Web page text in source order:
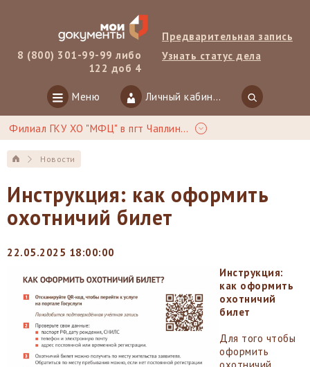
8 (800) 301-99-99 либо
122 доб 4
Предварительная запись
Узнать статус дела
Меню Личный кабинет
Филиал ГКУ ХО "МФЦ" в пгт Чаплинка
Новости
Инструкция: как оформить
охотничий билет
22.05.2025 18:00:00
Инструкция:
как оформить
охотничий
билет
Для того чтобы
оформить